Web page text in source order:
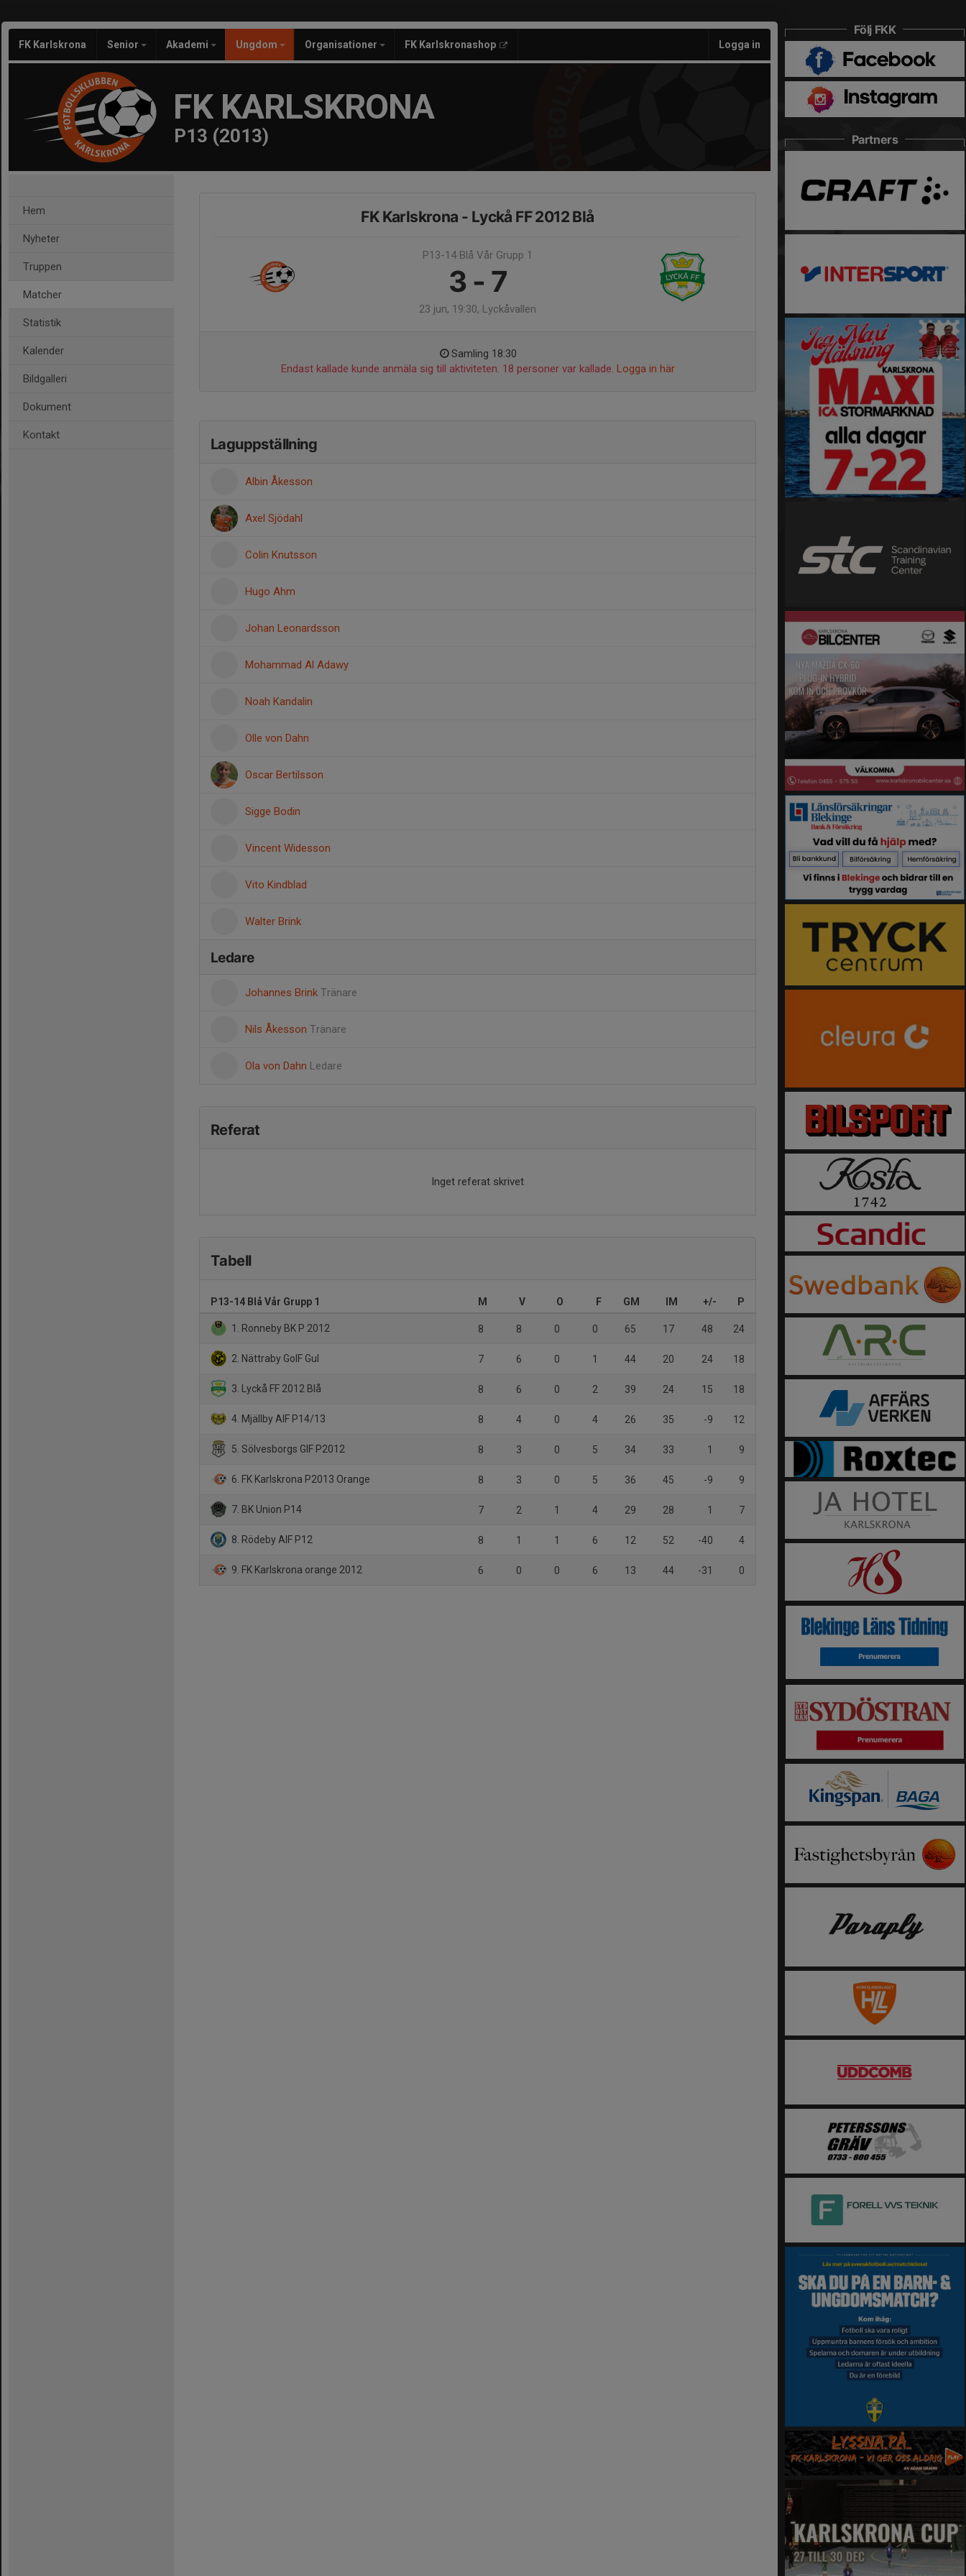
FK Karlskrona Senior Akademi Ungdom Organisationer FK Karlskronashop Logga in
FK KARLSKRONA
P13 (2013)
Hem
Nyheter
Truppen
Matcher
Statistik
Kalender
Bildgalleri
Dokument
Kontakt
FK Karlskrona - Lyckå FF 2012 Blå
P13-14 Blå Vår Grupp 1
3 - 7
23 jun, 19:30, Lyckåvallen
Samling 18:30
Endast kallade kunde anmäla sig till aktiviteten. 18 personer var kallade. Logga in här
Laguppställning
Albin Åkesson
Axel Sjödahl
Colin Knutsson
Hugo Ahm
Johan Leonardsson
Mohammad Al Adawy
Noah Kandalin
Olle von Dahn
Oscar Bertilsson
Sigge Bodin
Vincent Widesson
Vito Kindblad
Walter Brink
Ledare
Johannes Brink Tränare
Nils Åkesson Tränare
Ola von Dahn Ledare
Referat
Inget referat skrivet
Tabell
P13-14 Blå Vår Grupp 1 M V O F GM IM +/- P
1. Ronneby BK P 2012 8 8 0 0 65 17 48 24
2. Nättraby GoIF Gul 7 6 0 1 44 20 24 18
3. Lyckå FF 2012 Blå 8 6 0 2 39 24 15 18
4. Mjällby AIF P14/13 8 4 0 4 26 35 -9 12
5. Sölvesborgs GIF P2012 8 3 0 5 34 33 1 9
6. FK Karlskrona P2013 Orange 8 3 0 5 36 45 -9 9
7. BK Union P14 7 2 1 4 29 28 1 7
8. Rödeby AIF P12 8 1 1 6 12 52 -40 4
9. FK Karlskrona orange 2012 6 0 0 6 13 44 -31 0
Följ FKK
Partners